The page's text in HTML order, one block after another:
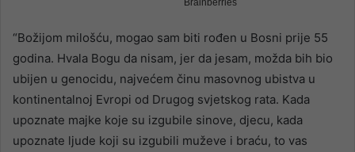
“Božijom milošću, mogao sam biti rođen u Bosni prije 55
godina. Hvala Bogu da nisam, jer da jesam, možda bih bio
ubijen u genocidu, najvećem činu masovnog ubistva u
kontinentalnoj Evropi od Drugog svjetskog rata. Kada
upoznate majke koje su izgubile sinove, djecu, kada
upoznate ljude koji su izgubili muževe i braću, to vas